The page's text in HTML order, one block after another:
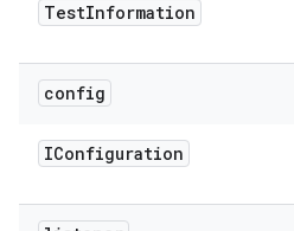
TestInformation
config
IConfiguration